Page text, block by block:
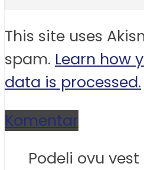
This site uses
spam. Learn how
data is processed.
Komentar
Podeli ovu vest